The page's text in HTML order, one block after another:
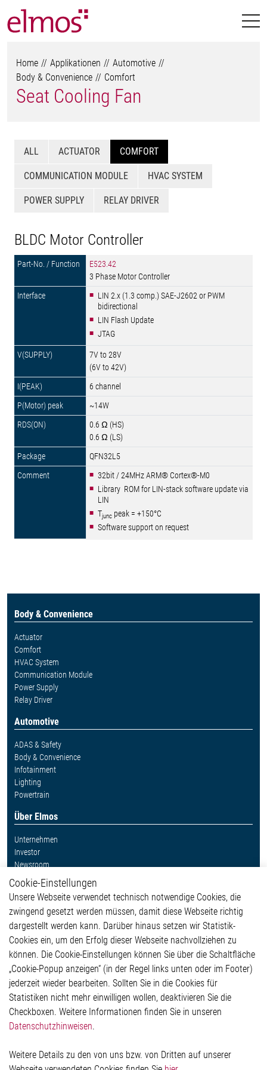
Home Applikationen
Automotive
Body & Convenience
Comfort
Seat Cooling Fan
ALL ACTUATOR COMFORT
COMMUNICATION MODULE HVAC SYSTEM
POWER SUPPLY RELAY DRIVER
BLDC Motor Controller
E523.42
3 Phase Motor Controller
LIN 2.x (1.3 comp.) SAE-J2602 or PWM
bidirectional
LIN Flash Update
JTAG
7V to 28V
(6V to 42V)
6 channel
~14W
0.6 Ω (HS)
0.6 Ω (LS)
QFN32L5
32bit / 24MHz ARM® Cortex®-M0
Library ROM for LIN-stack software update via
LIN
Tjunc peak = +150°C
Software support on request
Body & Convenience
Actuator
Comfort
HVAC System
Communication Module
Power Supply
Relay Driver
Automotive
ADAS & Safety
Body & Convenience
Infotainment
Lighting
Powertrain
Über Elmos
Unternehmen
Investor
Newsroom
Weitere Links
Glossar
Kontakt
Hinweisgeberschutzsystem
Impressum
Datenschutzerklärung
Cookie-Popup anzeigen
Elmos Semiconductor SE
Cookie-Einstellungen
Unsere Webseite verwendet technisch notwendige Cookies, die
zwingend gesetzt werden müssen, damit diese Webseite richtig
dargestellt werden kann. Darüber hinaus setzen wir Statistik-
Cookies ein, um den Erfolg dieser Webseite nachvollziehen zu
können. Die Cookie-Einstellungen können Sie über die Schaltfläche
„Cookie-Popup anzeigen“ (in der Regel links unten oder im Footer)
jederzeit wieder bearbeiten. Sollten Sie in die Cookies für
Statistiken nicht mehr einwilligen wollen, deaktivieren Sie die
Checkboxen. Weitere Informationen finden Sie in unseren
Datenschutzhinweisen.
Weitere Details zu den von uns bzw. von Dritten auf unserer